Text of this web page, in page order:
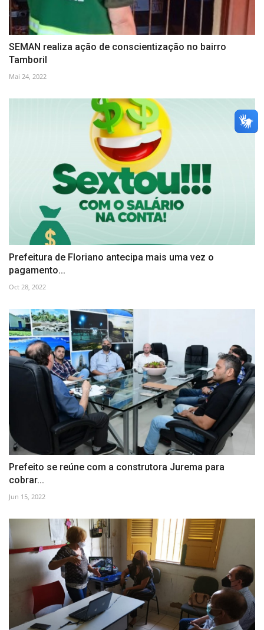
SEMAN realiza ação de conscientização no bairro
Tamboril
Mai 24, 2022
Prefeitura de Floriano antecipa mais uma vez o
pagamento...
Oct 28, 2022
Prefeito se reúne com a construtora Jurema para
cobrar...
Jun 15, 2022